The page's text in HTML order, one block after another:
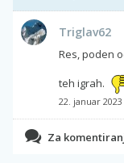
Triglav62
Res, poden
teh igrah.
22. januar 2023
Za